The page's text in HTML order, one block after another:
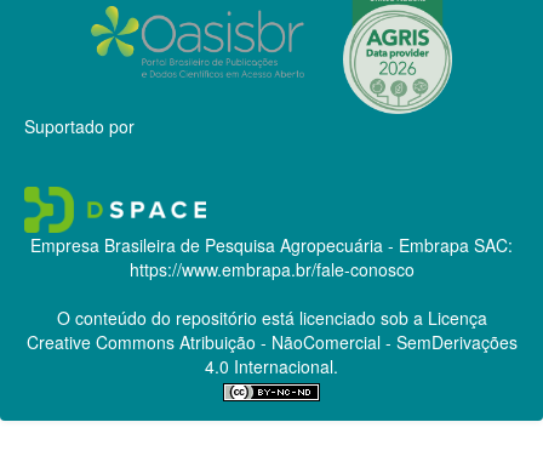
Suportado por
Empresa Brasileira de Pesquisa Agropecuária - Embrapa SAC:
https://www.embrapa.br/fale-conosco
O conteúdo do repositório está licenciado sob a Licença
Creative CommonsAtribuição - NãoComercial - SemDerivações
4.0 Internacional.